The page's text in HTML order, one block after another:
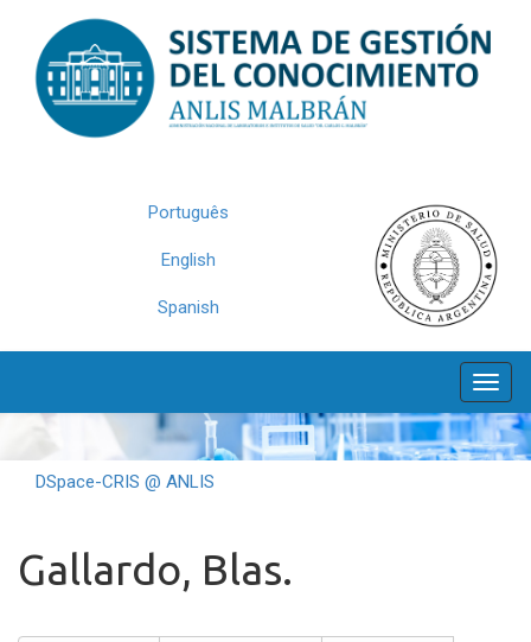
navigation
Português
English
Spanish
DSpace-CRIS @ ANLIS
Gallardo, Blas.